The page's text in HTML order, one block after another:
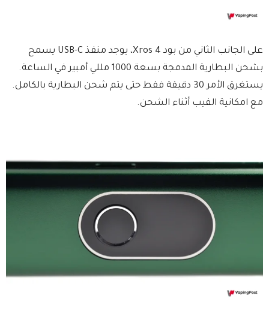
على الجانب الثاني من بود Xros 4، يوجد منفذ USB-C يسمح
بشحن البطارية المدمجة بسعة 1000 مللي أمبير في الساعة.
يستغرق الأمر 30 دقيقة فقط حتى يتم شحن البطارية بالكامل.
مع امكانية الفيب أثناء الشحن.